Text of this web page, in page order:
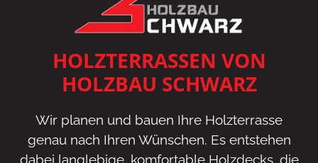
HOLZTERRASSEN VON
HOLZBAU SCHWARZ
Wir planen und bauen Ihre Holzterrasse
genau nach Ihren Wünschen. Es entstehen
dabei langlebige, komfortable Holzdecks, die